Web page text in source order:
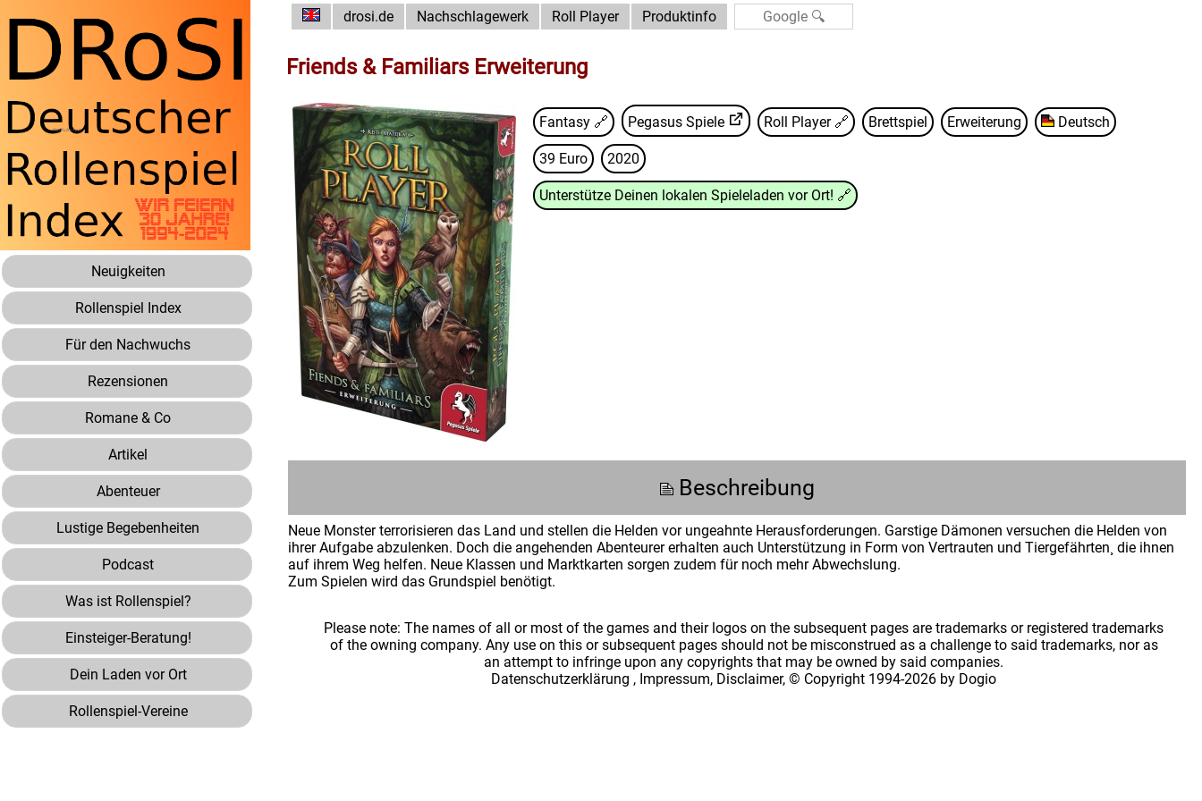
Neuigkeiten
Rollenspiel Index
Für den Nachwuchs
Rezensionen
Romane & Co
Artikel
Abenteuer
Lustige Begebenheiten
Podcast
Was ist Rollenspiel?
Einsteiger-Beratung!
Dein Laden vor Ort
Rollenspiel-Vereine
drosi.de Nachschlagewerk Roll Player Produktinfo
Friends & Familiars Erweiterung
Fantasy 🔗 Pegasus Spiele Roll Player 🔗 Brettspiel Erweiterung Deutsch
39 Euro 2020
Unterstütze Deinen lokalen Spieleladen vor Ort! 🔗
Beschreibung
Neue Monster terrorisieren das Land und stellen die Helden vor ungeahnte Herausforderungen. Garstige Dämonen versuchen die Helden von
ihrer Aufgabe abzulenken. Doch die angehenden Abenteurer erhalten auch Unterstützung in Form von Vertrauten und Tiergefährten¸ die ihnen
auf ihrem Weg helfen. Neue Klassen und Marktkarten sorgen zudem für noch mehr Abwechslung.
Zum Spielen wird das Grundspiel benötigt.
Please note: The names of all or most of the games and their logos on the subsequent pages are trademarks or registered trademarks
of the owning company. Any use on this or subsequent pages should not be misconstrued as a challenge to said trademarks, nor as
an attempt to infringe upon any copyrights that may be owned by said companies.
Datenschutzerklärung , Impressum, Disclaimer, © Copyright 1994-2026 by Dogio